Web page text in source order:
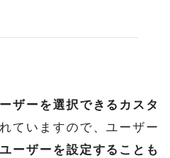
ザーを選択できるカスタ
ていますので、ユーザー
ーザーを設定することも